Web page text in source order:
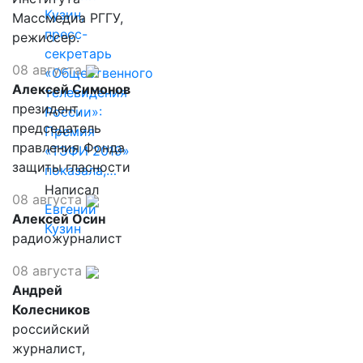
Кузин,
пресс-
секретарь
«Общественного
телевидения
России»:
Премия
«ТЭФИ 2019»
показала,…
Написал
Евгений
Кузин
Массмедиа РГГУ,
режиссер.
08 августа
Алексей Симонов
президент,
председатель
правления Фонда
защиты гласности
08 августа
Алексей Осин
радиожурналист
08 августа
Андрей
Колесников
российский
журналист,